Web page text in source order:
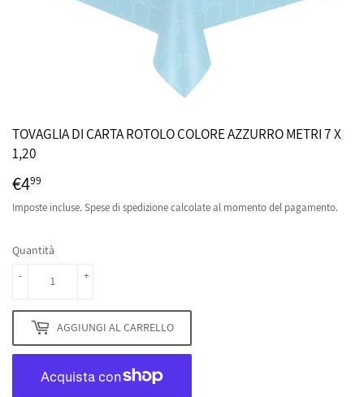
TOVAGLIA DI CARTA ROTOLO COLORE AZZURRO METRI 7 X
1,20
€499
Imposte incluse.Spese di spedizionecalcolate al momento del pagamento.
Quantità
+
-
AGGIUNGI AL CARRELLO